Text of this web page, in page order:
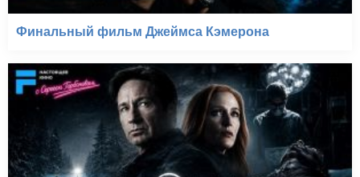
Финальный фильм Джеймса Кэмерона